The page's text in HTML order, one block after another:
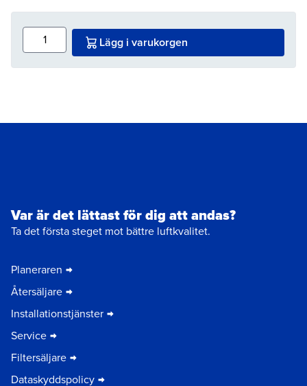
Lägg i varukorgen
Var är det lättast för dig att andas?
Ta det första steget mot bättre luftkvalitet.
Planeraren
Återsäljare
Installationstjänster
Service
Filtersäljare
Dataskyddspolicy